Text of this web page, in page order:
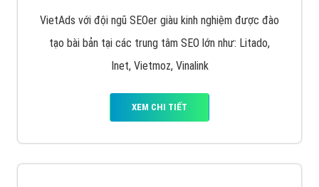
VietAds với đội ngũ SEOer giàu kinh nghiệm được đào
tạo bài bản tại các trung tâm SEO lớn như: Litado,
Inet, Vietmoz, Vinalink
XEM CHI TIẾT